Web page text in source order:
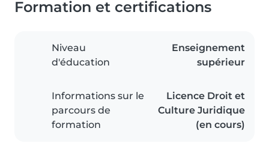
Formation et certifications
Niveau
d'éducation
Enseignement
supérieur
Informations sur le
parcours de
formation
Licence Droit et
Culture Juridique
(en cours)